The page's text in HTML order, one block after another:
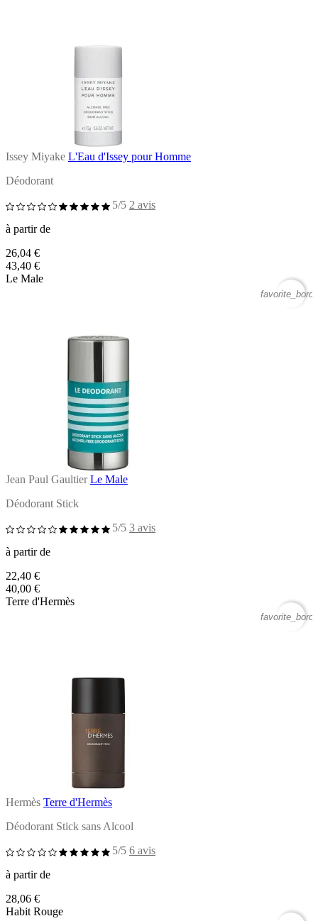
Issey Miyake L'Eau d'Issey pour Homme
Déodorant
5/5 2 avis
à partir de
26,04 €
43,40 €
Le Male
Jean Paul Gaultier Le Male
Déodorant Stick
5/5 3 avis
à partir de
22,40 €
40,00 €
Terre d'Hermès
Hermès Terre d'Hermès
Déodorant Stick sans Alcool
5/5 6 avis
à partir de
28,06 €
Habit Rouge